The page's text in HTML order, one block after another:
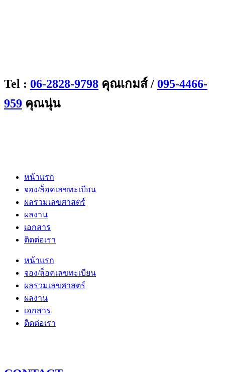
Tel : 06-2828-9798 คุณเกมส์ / 095-4466-
959 คุณนุ่น
หน้าแรก
จอง/ล็อคเลขทะเบียน
ผลรวมเลขศาสตร์
ผลงาน
เอกสาร
ติดต่อเรา
หน้าแรก
จอง/ล็อคเลขทะเบียน
ผลรวมเลขศาสตร์
ผลงาน
เอกสาร
ติดต่อเรา